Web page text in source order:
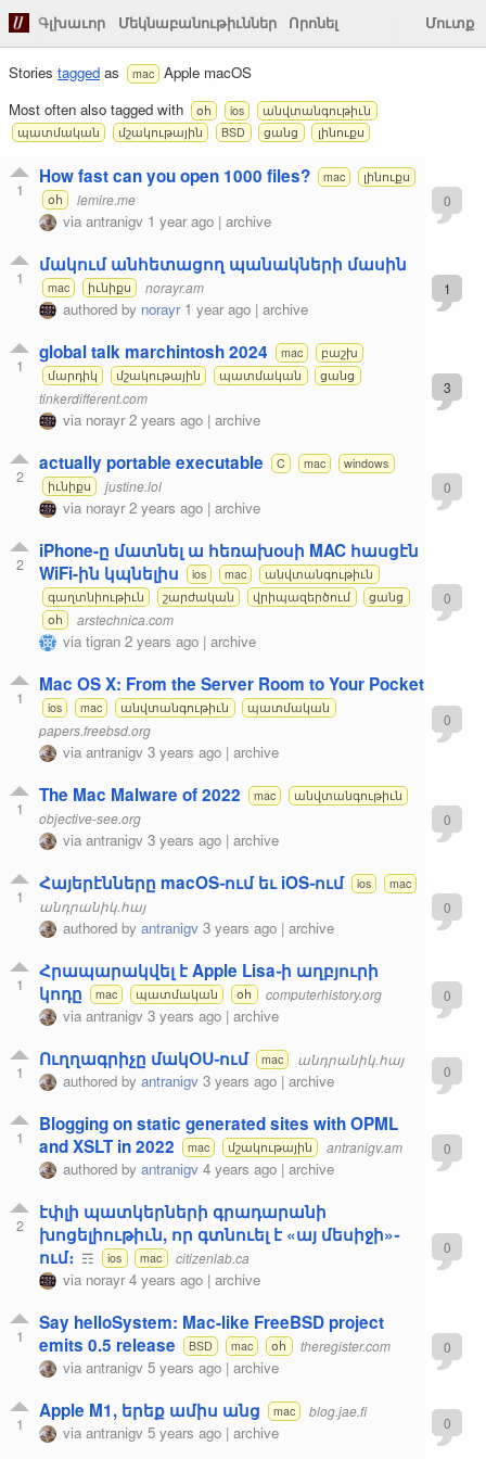
Գլխաւոր Մեկնաբանութիւններ Որոնել Մուտք
Stories tagged as mac
Apple macOS
Most often also tagged with
օհ ios
անվտանգութիւն
պատմական
մշակութային BSD ցանց լինուքս
1
How fast can you open 1000 files? mac
լինուքս
օհ
lemire.me
via antranigv 1 year ago | archive
0
1
մակում անհետացող պանակների մասին
mac իւնիքս norayr.am
authored by norayr 1 year ago | archive
1
1
global talk marchintosh 2024 mac
բաշխ
մարդիկ
մշակութային պատմական ցանց
tinkerdifferent.com
via norayr 2 years ago | archive
3
2
actually portable executable C mac
windows
իւնիքս
justine.lol
via norayr 2 years ago | archive
0
2
iPhone-ը մատնել ա հեռախօսի MAC հասցէն
WiFi-ին կպնելիս
ios mac
անվտանգութիւն
գաղտնիութիւն
շարժական վրիպազերծում
ցանց
օհ
arstechnica.com
via tigran 2 years ago | archive
0
1
Mac OS X: From the Server Room to Your Pocket
ios mac անվտանգութիւն պատմական
papers.freebsd.org
via antranigv 3 years ago | archive
0
1
The Mac Malware of 2022 mac անվտանգութիւն
objective-see.org
via antranigv 3 years ago | archive
0
1
Հայերէնները macOS֊ում եւ iOS֊ում ios mac
անդրանիկ.հայ
authored by antranigv 3 years ago | archive
0
1
Հրապարակվել է Apple Lisa֊ի աղբյուրի
կոդը
mac պատմական օհ computerhistory.org
via antranigv 3 years ago | archive
0
1
Ուղղագրիչը մակՕՍ֊ում mac անդրանիկ.հայ
authored by antranigv 3 years ago | archive 0
1
Blogging on static generated sites with OPML
and XSLT in 2022
mac մշակութային antranigv.am
authored by antranigv 4 years ago | archive
0
2
էփլի պատկերների գրադարանի
խոցելիութիւն, որ գտնուել է «այ մեսիջի»֊
ում։ ☶ ios mac citizenlab.ca
via norayr 4 years ago | archive
0
1
Say helloSystem: Mac-like FreeBSD project
emits 0.5 release
BSD mac օհ theregister.com
via antranigv 5 years ago | archive
0
1
Apple M1, երեք ամիս անց mac blog.jae.fi
via antranigv 5 years ago | archive 0